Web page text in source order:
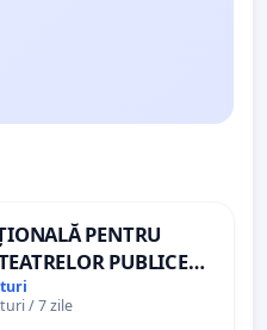
PENTRU
PUBLICE
DIN ROMÂNIA
/ 7 zile